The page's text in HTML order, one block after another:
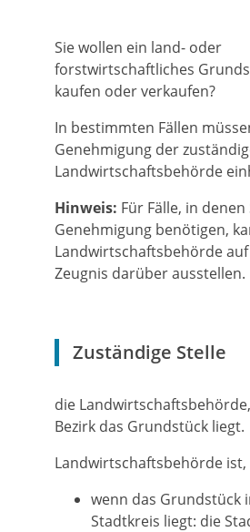
Sie wollen ein land- oder
forstwirtschaftliches
kaufen oder verkaufen?
In bestimmten Fällen
Genehmigung der
Landwirtschaftsbehörde
Hinweis: Für Fälle, in denen
Genehmigung benötigen,
Landwirtschaftsbehörde
Zeugnis darüber ausstellen.
Zuständige Stelle
die
Bezirk das Grundstück liegt.
Landwirtschaftsbehörde ist,
wenn das Grundstück
Stadtkreis liegt: die